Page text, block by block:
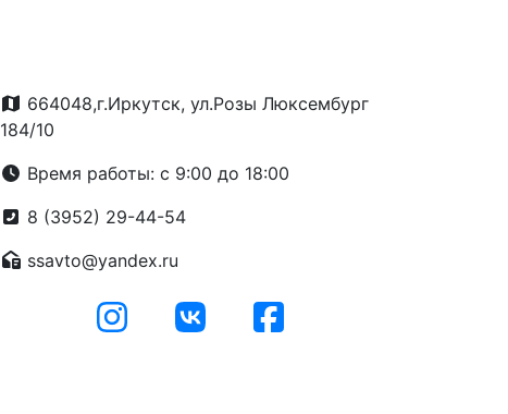
664048,г.Иркутск, ул.Розы Люксембург
184/10
Время работы: с 9:00 до 18:00
8 (3952) 29-44-54
ssavto@yandex.ru